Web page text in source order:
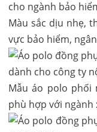
Màu sắc dịu nhẹ,
vực bảo hiểm,
Mẫu áo polo phối
phù hợp với